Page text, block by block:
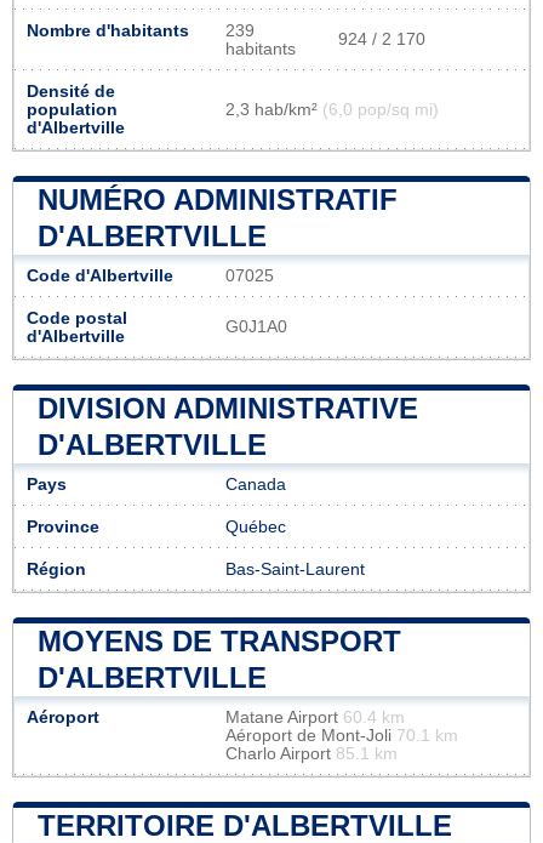
Nombre d'habitants
239
habitants
924 / 2 170
Densité de
population
d'Albertville
2,3 hab/km² (6,0 pop/sq mi)
NUMÉRO ADMINISTRATIF
D'ALBERTVILLE
Code d'Albertville 07025
Code postal
d'Albertville
G0J1A0
DIVISION ADMINISTRATIVE
D'ALBERTVILLE
Pays Canada
Province Québec
Région Bas-Saint-Laurent
MOYENS DE TRANSPORT
D'ALBERTVILLE
Aéroport Matane Airport 60.4 km
Aéroport de Mont-Joli 70.1 km
Charlo Airport 85.1 km
TERRITOIRE D'ALBERTVILLE